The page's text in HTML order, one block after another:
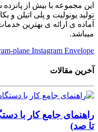
این مجموعه با بیش از
تولید یونولیت و پلی اتیلن و
آماده ی ارائه ی بهترین
میباشد.
plane Instagram Envelope
آخرین مقالات
راهنمای جامع کار با
تا صد)